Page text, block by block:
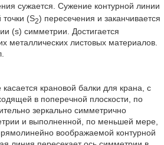
сужается. Сужение контурной линии
(S2) пересечения и заканчивается
(s) симметрии. Достигается
металлических листовых материалов.
крановой балки для крана, с
в поперечной плоскости, по
зеркально симметрично
и выполненной, по меньшей мере,
воображаемой контурной